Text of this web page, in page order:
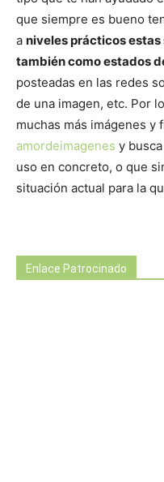
que siempre es bueno
a niveles prácticos
también como estados
posteadas en las redes
de una imagen, etc. Por
muchas más imágenes
amordeimagenes y
uso en concreto, o que
situación actual para la
Enlace Patrocinado